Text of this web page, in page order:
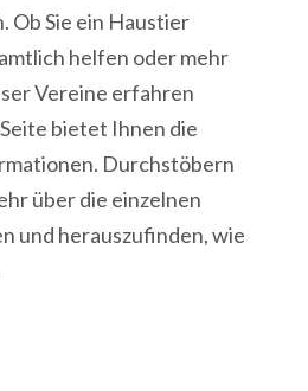
Ob Sie ein Haustier
helfen oder mehr
Vereine erfahren
bietet Ihnen die
Durchstöbern
über die einzelnen
und herauszufinden, wie